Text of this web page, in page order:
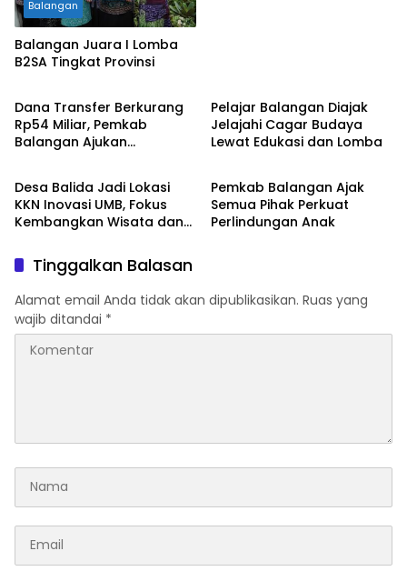
Balangan
Balangan Juara I Lomba
B2SA Tingkat Provinsi
Balangan
Dana Transfer Berkurang
Rp54 Miliar, Pemkab
Balangan Ajukan
Pelajar Balangan Diajak
Jelajahi Cagar Budaya
Lewat Edukasi dan Lomba
Balangan
Desa Balida Jadi Lokasi
KKN Inovasi UMB, Fokus
Kembangkan Wisata dan
Balangan
Pemkab Balangan Ajak
Semua Pihak Perkuat
Perlindungan Anak
Tinggalkan Balasan
Alamat email Anda tidak akan dipublikasikan. Ruas yang
wajib ditandai *